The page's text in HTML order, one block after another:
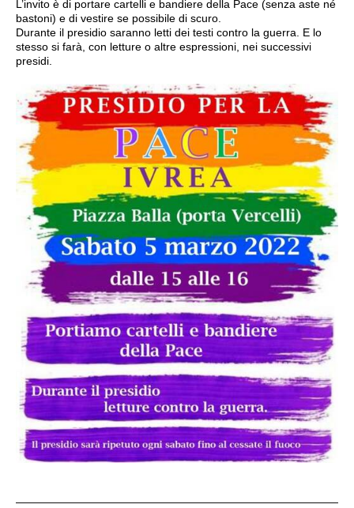
L’invito è di portare cartelli e bandiere della Pace (senza aste né
bastoni) e di vestire se possibile di scuro.
Durante il presidio saranno letti dei testi contro la guerra. E lo
stesso si farà, con letture o altre espressioni, nei successivi
presidi.